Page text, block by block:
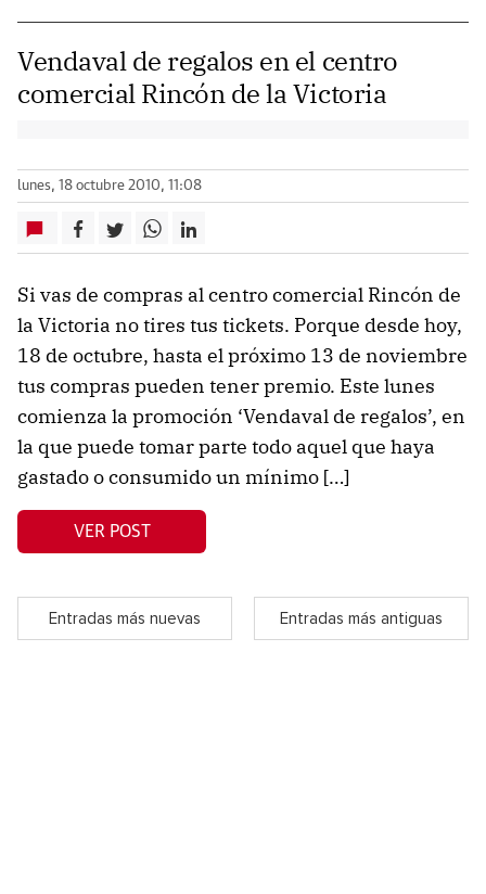
Vendaval de regalos en el centro
comercial Rincón de la Victoria
lunes, 18 octubre 2010, 11:08
Si vas de compras al centro comercial Rincón de
la Victoria no tires tus tickets. Porque desde hoy,
18 de octubre, hasta el próximo 13 de noviembre
tus compras pueden tener premio. Este lunes
comienza la promoción ‘Vendaval de regalos’, en
la que puede tomar parte todo aquel que haya
gastado o consumido un mínimo […]
VER POST
Entradas más nuevas Entradas más antiguas